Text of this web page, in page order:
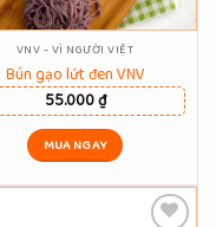
VNV - VÌ NGƯỜI VIỆT
Bún gạo lứt đen VNV
55.000₫
MUA NGAY